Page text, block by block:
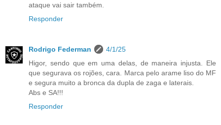
ataque vai sair também.
Responder
Rodrigo Federman
4/1/25
Higor, sendo que em uma delas, de maneira injusta. Ele
que segurava os rojões, cara. Marca pelo arame liso do MF
e segura muito a bronca da dupla de zaga e laterais.
Abs e SA!!!
Responder